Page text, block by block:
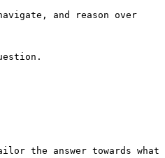
and reason over
the answer towards what